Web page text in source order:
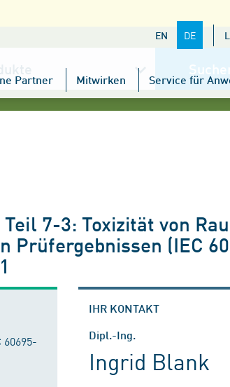
EN DE
Partner Mitwirken Service für
7-3: Toxizität von
Prüfergebnissen (IEC
IHR KONTAKT
Dipl.-Ing.
Ingrid Blank